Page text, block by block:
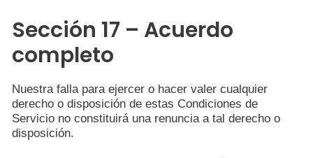
Sección 17 – Acuerdo
completo
Nuestra falla para ejercer o hacer valer cualquier
derecho o disposición de estas Condiciones de
Servicio no constituirá una renuncia a tal derecho o
disposición.